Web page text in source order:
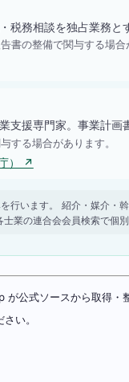
税務相談を独占業務と
書の整備で関与する場合
支援専門家。事業計画
する場合があります。
） ↗
行います。 紹介・媒介・
業の連合会会員検索で個
が公式ソースから取得
さい。